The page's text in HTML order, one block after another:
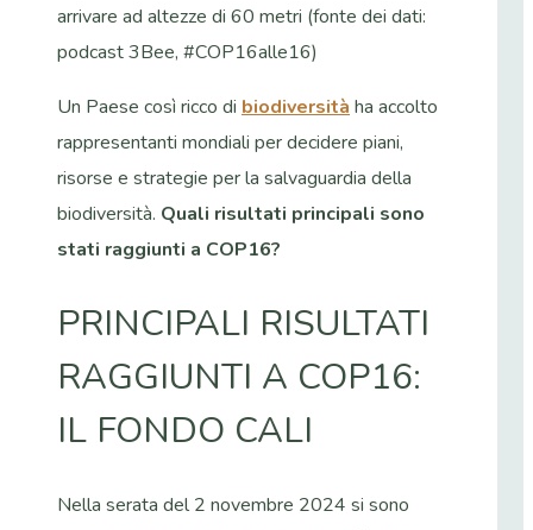
arrivare ad altezze di 60 metri (fonte dei dati:
podcast 3Bee, #COP16alle16)
Un Paese così ricco di biodiversità ha accolto
rappresentanti mondiali per decidere piani,
risorse e strategie per la salvaguardia della
biodiversità. Quali risultati principali sono
stati raggiunti a COP16?
PRINCIPALI RISULTATI
RAGGIUNTI A COP16:
IL FONDO CALI
Nella serata del 2 novembre 2024 si sono